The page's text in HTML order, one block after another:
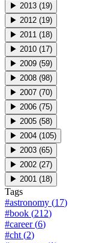
▶ 2013 (19)
▶ 2012 (19)
▶ 2011 (18)
▶ 2010 (17)
▶ 2009 (59)
▶ 2008 (98)
▶ 2007 (70)
▶ 2006 (75)
▶ 2005 (58)
▶ 2004 (105)
▶ 2003 (65)
▶ 2002 (27)
▶ 2001 (18)
Tags
#astronomy (17)
#book (212)
#career(6)
#cht (2)